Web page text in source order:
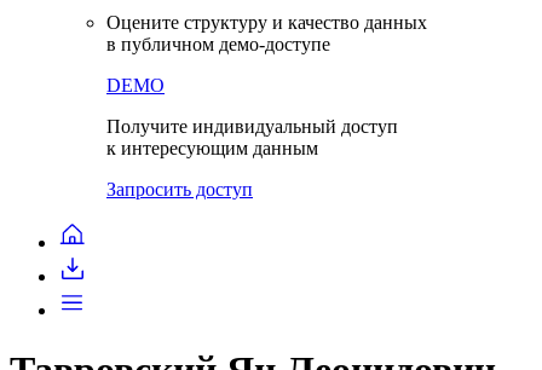
Готовые модули интеграции
Документация
в публичном демо-доступе